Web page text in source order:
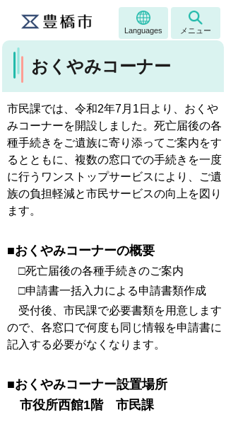
Languages メニュー
おくやみコーナー
市民課では、令和2年7月1日より、おくや
みコーナーを開設しました。死亡届後の各
種手続きをご遺族に寄り添ってご案内をす
るとともに、複数の窓口での手続きを一度
に行うワンストップサービスにより、ご遺
族の負担軽減と市民サービスの向上を図り
ます。
■おくやみコーナーの概要
□死亡届後の各種手続きのご案内
□申請書一括入力による申請書類作成
受付後、市民課で必要書類を用意します
ので、各窓口で何度も同じ情報を申請書に
記入する必要がなくなります。
■おくやみコーナー設置場所
市役所西館1階 市民課